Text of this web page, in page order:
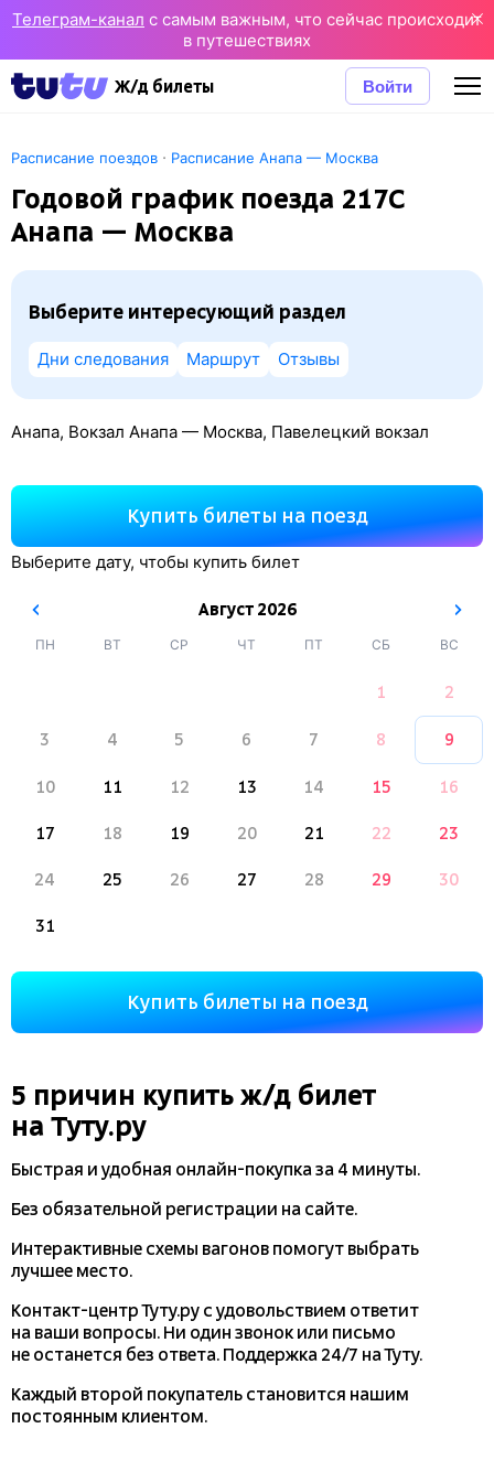
Телеграм-канал с самым важным, что сейчас происходит
в путешествиях
Ж/д билеты Войти
Расписание поездов · Расписание Анапа — Москва
Годовой график поезда 217С
Анапа — Москва
Выберите интересующий раздел
Дни следования Маршрут Отзывы
Анапа, Вокзал Анапа — Москва, Павелецкий вокзал
Купить билеты на поезд
Выберите дату, чтобы купить билет
Август2026
ПН ВТ СР ЧТ ПТ СБ ВС
1 2
3 4 5 6 7 8 9
10 11 12 13 14 15 16
17 18 19 20 21 22 23
24 25 26 27 28 29 30
31
Купить билеты на поезд
5 причин купить ж/д билет
на Туту.ру
Быстрая и удобная онлайн-покупказа 4 минуты.
Без обязательной регистрации на сайте.
Интерактивные схемы вагонов помогут выбрать
лучшее место.
Контакт-центр Туту.ру с удовольствием ответит
на ваши вопросы. Ни один звонок или письмо
не останется без ответа. Поддержка 24/7 на Туту.
Каждый второй покупатель становится нашим
постоянным клиентом.